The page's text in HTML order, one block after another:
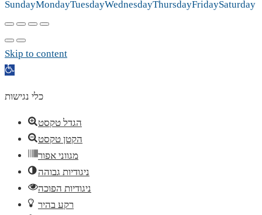
SundayMondayTuesdayWednesdayThursdayFridaySaturday
Skip to content
Open
כלי נגישות
הגדל טקסט
הקטן טקסט
מגווני אפור
ניגודיות גבוהה
ניגודיות הפוכה
רקע בהיר